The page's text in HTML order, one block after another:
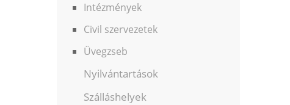
Intézmények
Civil szervezetek
Üvegzseb
Nyilvántartások
Szálláshelyek